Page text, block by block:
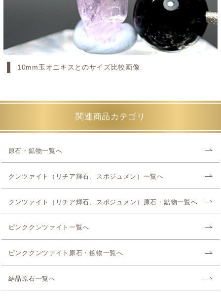
10mm玉オニキスとのサイズ比較画像
関連商品カテゴリ
原石・鉱物一覧へ
クンツァイト（リチア輝石、スポジュメン）一覧へ
クンツァイト（リチア輝石、スポジュメン）原石・鉱物一覧へ
ピンククンツァイト一覧へ
ピンククンツァイト原石・鉱物一覧へ
結晶原石一覧へ